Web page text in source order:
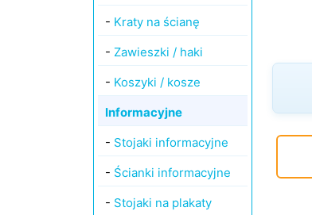
- Kraty na ścianę
- Zawieszki / haki
- Koszyki / kosze
Informacyjne
- Stojaki informacyjne
- Ścianki informacyjne
- Stojaki na plakaty